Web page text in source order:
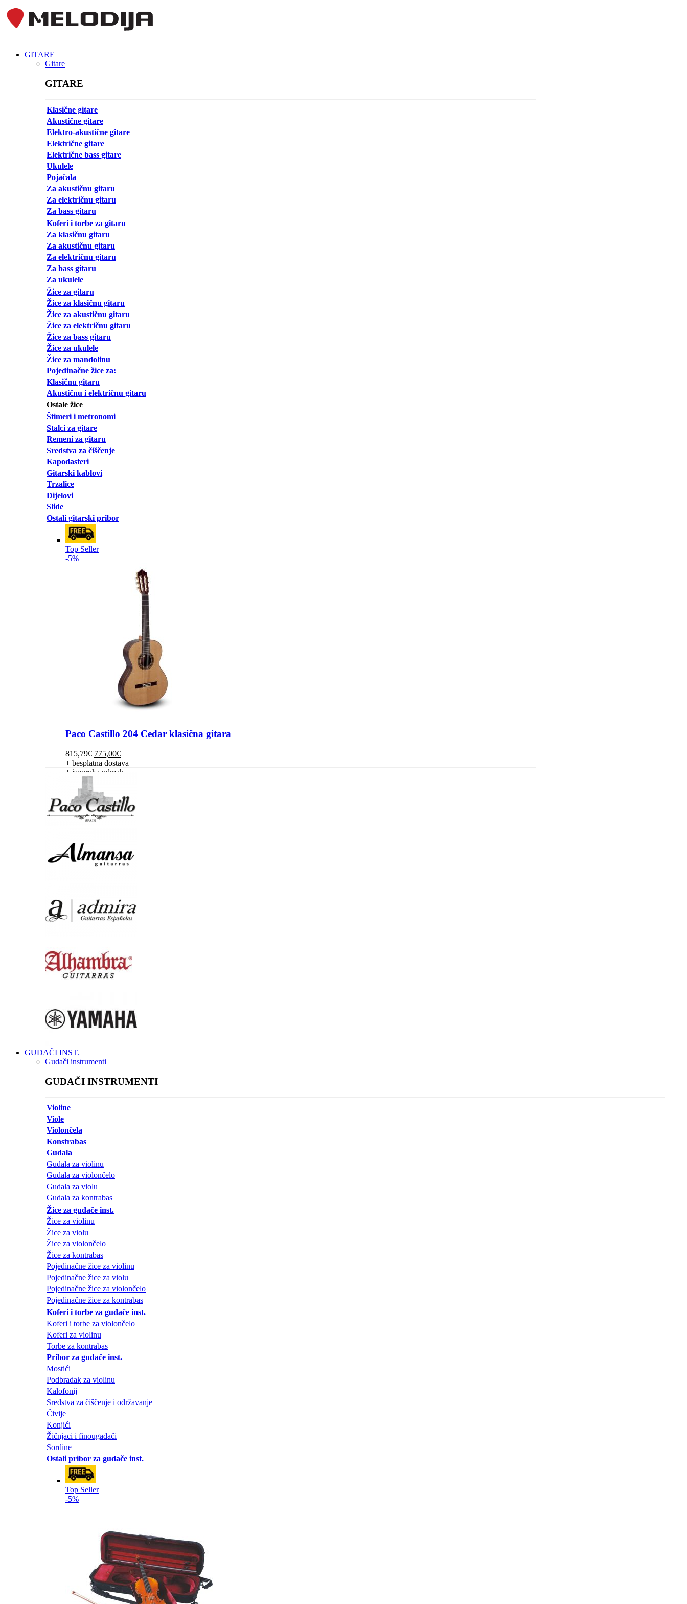
GITARE
Gitare
GITARE
Klasične gitare
Akustične gitare
Elektro-akustične gitare
Električne gitare
Električne bass gitare
Ukulele
Pojačala
Za akustičnu gitaru
Za električnu gitaru
Za bass gitaru
Koferi i torbe za gitaru
Za klasičnu gitaru
Za akustičnu gitaru
Za električnu gitaru
Za bass gitaru
Za ukulele
Žice za gitaru
Žice za klasičnu gitaru
Žice za akustičnu gitaru
Žice za električnu gitaru
Žice za bass gitaru
Žice za ukulele
Žice za mandolinu
Pojedinačne žice za:
Klasičnu gitaru
Akustičnu i električnu gitaru
Ostale žice
Štimeri i metronomi
Stalci za gitare
Remeni za gitaru
Sredstva za čiščenje
Kapodasteri
Gitarski kablovi
Trzalice
Dijelovi
Slide
Ostali gitarski pribor
Top Seller
-5%
Paco Castillo 204 Cedar klasična gitara
815,79€ Izvorna
cijena
bila
815,79€.
775,00€Trenutna
cijena
je:
+ besplatna dostava
+ isporuka odmah
GUDAČI INST.
Gudači instrumenti
GUDAČI INSTRUMENTI
Violine
Viole
Violončela
Konstrabas
Gudala
Gudala za violinu
Gudala za violončelo
Gudala za violu
Gudala za kontrabas
Žice za gudače inst.
Žice za violinu
Žice za violu
Žice za violončelo
Žice za kontrabas
Pojedinačne žice za violinu
Pojedinačne žice za violu
Pojedinačne žice za violončelo
Pojedinačne žice za kontrabas
Koferi i torbe za gudače inst.
Koferi i torbe za violončelo
Koferi za violinu
Torbe za kontrabas
Pribor za gudače inst.
Mostići
Podbradak za violinu
Kalofonij
Sredstva za čiščenje i održavanje
Čivije
Konjići
Žičnjaci i finougađači
Sordine
Ostali pribor za gudače inst.
Top Seller
-5%